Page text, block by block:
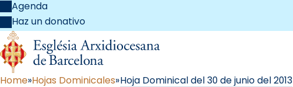
Agenda
Haz un donativo
Home Hojas Dominicales Hoja Dominical del 30 de junio del 2013